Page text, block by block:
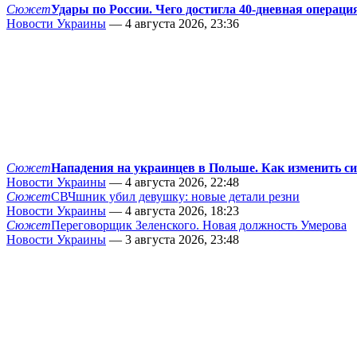
СюжетУдары по России. Чего достигла 40-дневная
Новости Украины — 4 августа 2026, 23:36
СюжетНападения на украинцев в Польше. Как изменить
Новости Украины — 4 августа 2026, 22:48
СюжетСВЧшник убил девушку: новые детали резни
Новости Украины — 4 августа 2026, 18:23
СюжетПереговорщик Зеленского. Новая должность Умерова
Новости Украины — 3 августа 2026, 23:48